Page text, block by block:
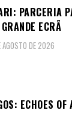
PARCERIA
ECRÃ
AGOSTO DE 2026
ECHOES